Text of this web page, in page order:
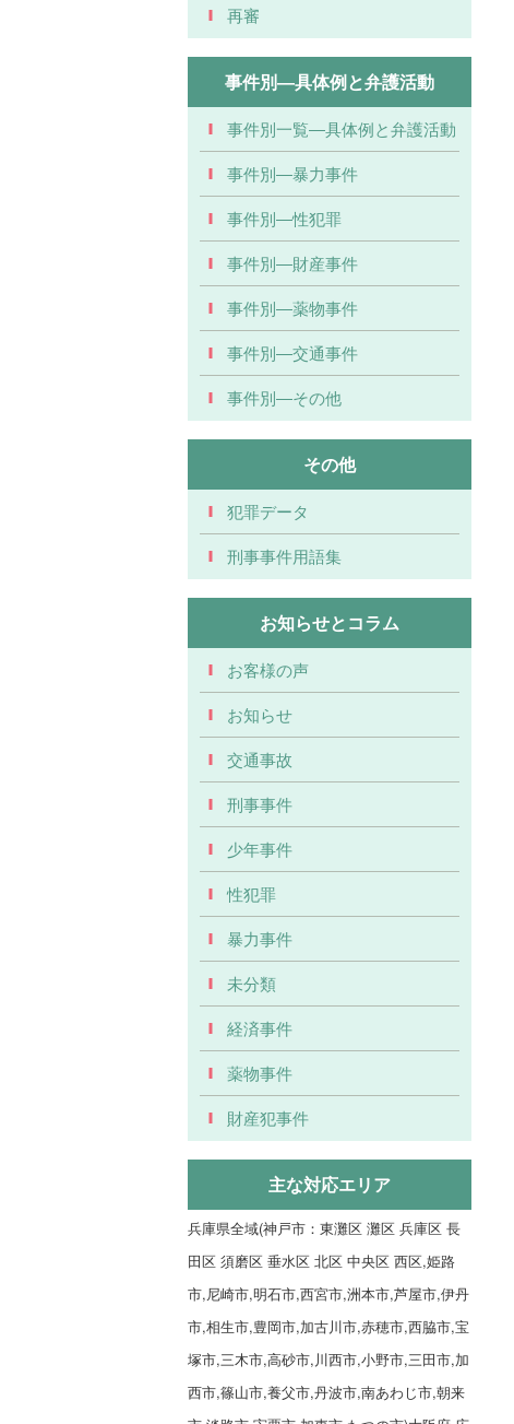
再審
事件別―具体例と弁護活動
事件別一覧―具体例と弁護活動
事件別―暴力事件
事件別―性犯罪
事件別―財産事件
事件別―薬物事件
事件別―交通事件
事件別―その他
その他
犯罪データ
刑事事件用語集
お知らせとコラム
お客様の声
お知らせ
交通事故
刑事事件
少年事件
性犯罪
暴力事件
未分類
経済事件
薬物事件
財産犯事件
主な対応エリア
兵庫県全域(神戸市：東灘区 灘区 兵庫区 長
田区 須磨区 垂水区 北区 中央区 西区,姫路
市,尼崎市,明石市,西宮市,洲本市,芦屋市,伊丹
市,相生市,豊岡市,加古川市,赤穂市,西脇市,宝
塚市,三木市,高砂市,川西市,小野市,三田市,加
西市,篠山市,養父市,丹波市,南あわじ市,朝来